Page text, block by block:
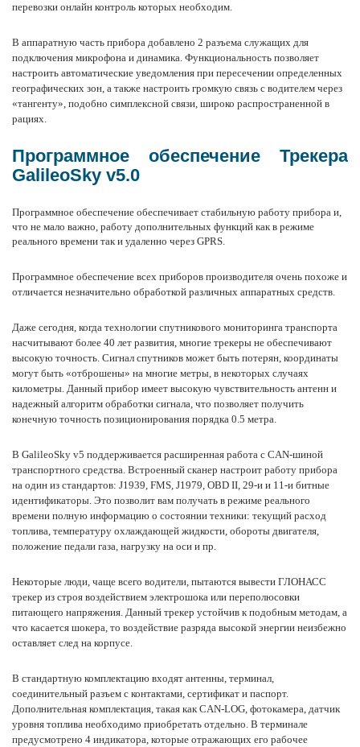
перевозки онлайн контроль которых необходим.
В аппаратную часть прибора добавлено 2 разъема служащих для
подключения микрофона и динамика. Функциональность позволяет
настроить автоматические уведомления при пересечении определенных
географических зон, а также настроить громкую связь с водителем через
«тангенту», подобно симплексной связи, широко распространенной в
рациях.
Программное обеспечение Трекера
GalileoSky v5.0
Программное обеспечение обеспечивает стабильную работу прибора и,
что не мало важно, работу дополнительных функций как в режиме
реального времени так и удаленно через GPRS.
Программное обеспечение всех приборов производителя очень похоже и
отличается незначительно обработкой различных аппаратных средств.
Даже сегодня, когда технологии спутникового мониторинга транспорта
насчитывают более 40 лет развития, многие трекеры не обеспечивают
высокую точность. Сигнал спутников может быть потерян, координаты
могут быть «отброшены» на многие метры, в некоторых случаях
километры. Данный прибор имеет высокую чувствительность антенн и
надежный алгоритм обработки сигнала, что позволяет получить
конечную точность позиционирования порядка 0.5 метра.
В GalileoSky v5 поддерживается расширенная работа с CAN-шиной
транспортного средства. Встроенный сканер настроит работу прибора
на один из стандартов: J1939, FMS, J1979, OBD II, 29-и и 11-и битные
идентификаторы. Это позволит вам получать в режиме реального
времени полную информацию о состоянии техники: текущий расход
топлива, температуру охлаждающей жидкости, обороты двигателя,
положение педали газа, нагрузку на оси и пр.
Некоторые люди, чаще всего водители, пытаются вывести ГЛОНАСС
трекер из строя воздействием электрошока или переполюсовки
питающего напряжения. Данный трекер устойчив к подобным методам, а
что касается шокера, то воздействие разряда высокой энергии неизбежно
оставляет след на корпусе.
В стандартную комплектацию входят антенны, терминал,
соединительный разъем с контактами, сертификат и паспорт.
Дополнительная комплектация, такая как CAN-LOG, фотокамера, датчик
уровня топлива необходимо приобретать отдельно. В терминале
предусмотрено 4 индикатора, которые отражающих его рабочее